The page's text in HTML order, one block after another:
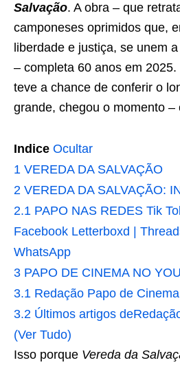
Salvação. A obra – que
camponeses oprimidos que,
liberdade e justiça, se unem
– completa 60 anos em
teve a chance de conferir o
grande, chegou o momento –
Indice Ocultar
1 VEREDA DA SALVAÇÃO
2 VEREDA DA SALVAÇÃO:
2.1 PAPO NAS REDES Tik
Facebook Letterboxd |
WhatsApp
3 PAPO DE CINEMA NO
3.1 Redação Papo de Cinema
3.2 Últimos artigos
(Ver Tudo)
Isso porque Vereda da